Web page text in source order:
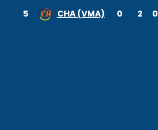
5 CHA (VMA) 0 2 0